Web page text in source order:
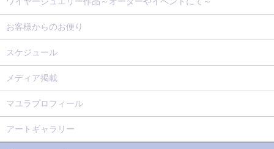
お客様からのお便り
スケジュール
メディア掲載
マユラプロフィール
アートギャラリー